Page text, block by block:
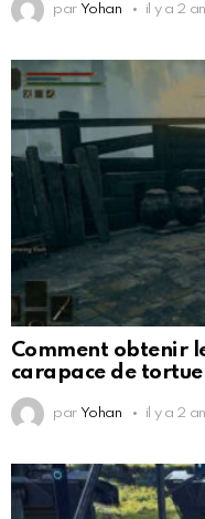
par Yohan il y a 2
Comment obtenir
carapace de tortue
par Yohan il y a 2